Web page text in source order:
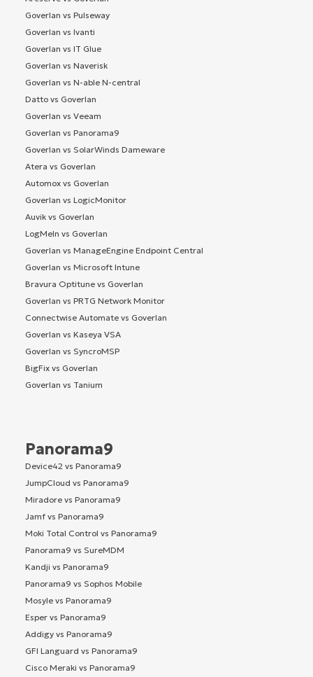
Goverlan vs Pulseway
Goverlan vs Ivanti
Goverlan vs IT Glue
Goverlan vs Naverisk
Goverlan vs N-able N-central
Datto vs Goverlan
Goverlan vs Veeam
Goverlan vs Panorama9
Goverlan vs SolarWinds Dameware
Atera vs Goverlan
Automox vs Goverlan
Goverlan vs LogicMonitor
Auvik vs Goverlan
LogMeIn vs Goverlan
Goverlan vs ManageEngine Endpoint Central
Goverlan vs Microsoft Intune
Bravura Optitune vs Goverlan
Goverlan vs PRTG Network Monitor
Connectwise Automate vs Goverlan
Goverlan vs Kaseya VSA
Goverlan vs SyncroMSP
BigFix vs Goverlan
Goverlan vs Tanium
Panorama9
Device42 vs Panorama9
JumpCloud vs Panorama9
Miradore vs Panorama9
Jamf vs Panorama9
Moki Total Control vs Panorama9
Panorama9 vs SureMDM
Kandji vs Panorama9
Panorama9 vs Sophos Mobile
Mosyle vs Panorama9
Esper vs Panorama9
Addigy vs Panorama9
GFI Languard vs Panorama9
Cisco Meraki vs Panorama9